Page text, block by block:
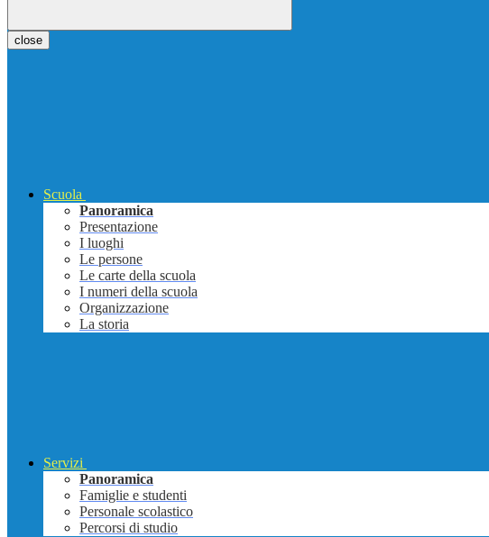
close
Scuola
Panoramica
Presentazione
I luoghi
Le persone
Le carte della scuola
I numeri della scuola
Organizzazione
La storia
Servizi
Panoramica
Famiglie e studenti
Personale scolastico
Percorsi di studio